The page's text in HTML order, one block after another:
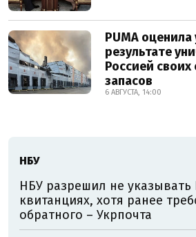
PUMA
результате
Россией своих
запасов
6 АВГУСТА, 14:00
НБУ
НБУ разрешил не
квитанциях, хотя ранее
обратного – Укрпочта